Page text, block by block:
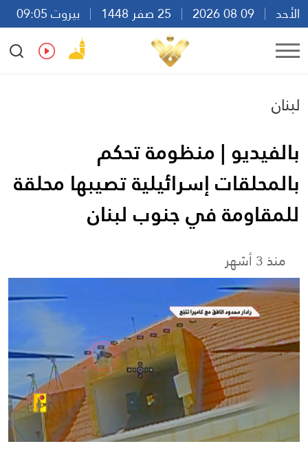
الأحد
بيروت 09:05
Ar
En Fr Es
لبنان
بالفيديو | منظومة تحكم
بالمحلقات إسرائيلية تصيبها محلقة
للمقاومة في جنوب لبنان
منذ 3 أشهر